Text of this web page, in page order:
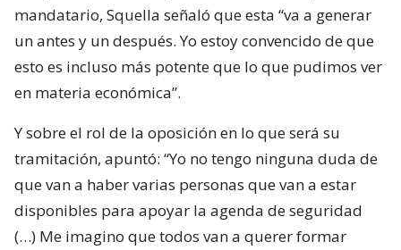
mandatario, Squella señaló que esta “va a generar
un antes y un después. Yo estoy convencido de que
esto es incluso más potente que lo que pudimos ver
en materia económica”.
Y sobre el rol de la oposición en lo que será su
tramitación, apuntó: “Yo no tengo ninguna duda de
que van a haber varias personas que van a estar
disponibles para apoyar la agenda de seguridad
(…) Me imagino que todos van a querer formar